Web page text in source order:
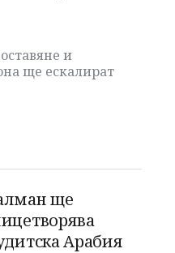
и
ще ескалират
ще
Арабия